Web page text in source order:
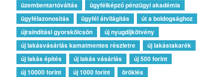
üzembentartóváltás
ügyfélképző pénzügyi akadémia
ügyfélazonosítás
ügyfél átvilágítás
út a boldogsághoz
újraindítási gyorskölcsön
új nyugdíjkötvény
új lakásvásárlás kamatmentes részletre
új lakástakarék
új lakás építés
új lakás vásárlás
új 500 forint
új 10000 forint
új 1000 forint
öröklés